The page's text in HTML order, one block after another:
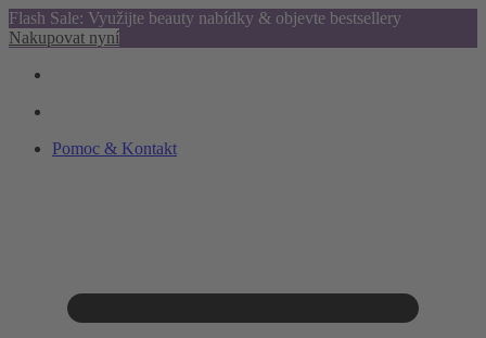
Flash Sale: Využijte beauty nabídky & objevte bestsellery
Nakupovat nyní
Pomoc & Kontakt